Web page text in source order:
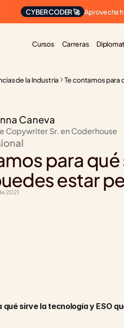
CYBER CODER 🚀 Aprovecha
Cursos Carreras
de la Industria Te contamos para
Caneva
Copywriter Sr. en Coderhouse
para
estar
2021
qué sirve la tecnología y ESO